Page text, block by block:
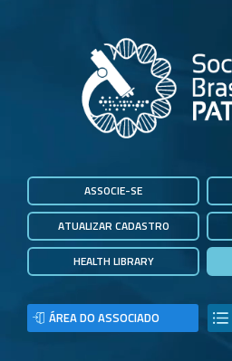
ASSOCIE-SE
ATUALIZAR CADASTRO
HEALTH LIBRARY
ÁREA DO ASSOCIADO